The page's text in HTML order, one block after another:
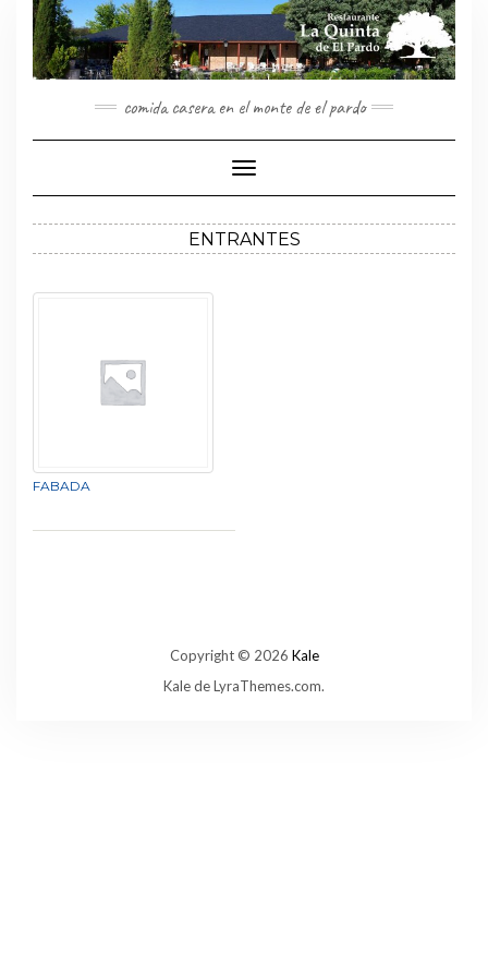
Saltar
contenido
comida casera en el monte de el pardo
Cambiar
modo
navegación
ENTRANTES
FABADA
Copyright © 2026 Kale
Kalede LyraThemes.com.